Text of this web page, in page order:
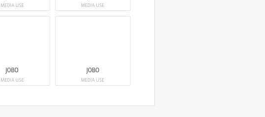
MEDIA USE MEDIA USE
JOBO
MEDIA USE
JOBO
MEDIA USE